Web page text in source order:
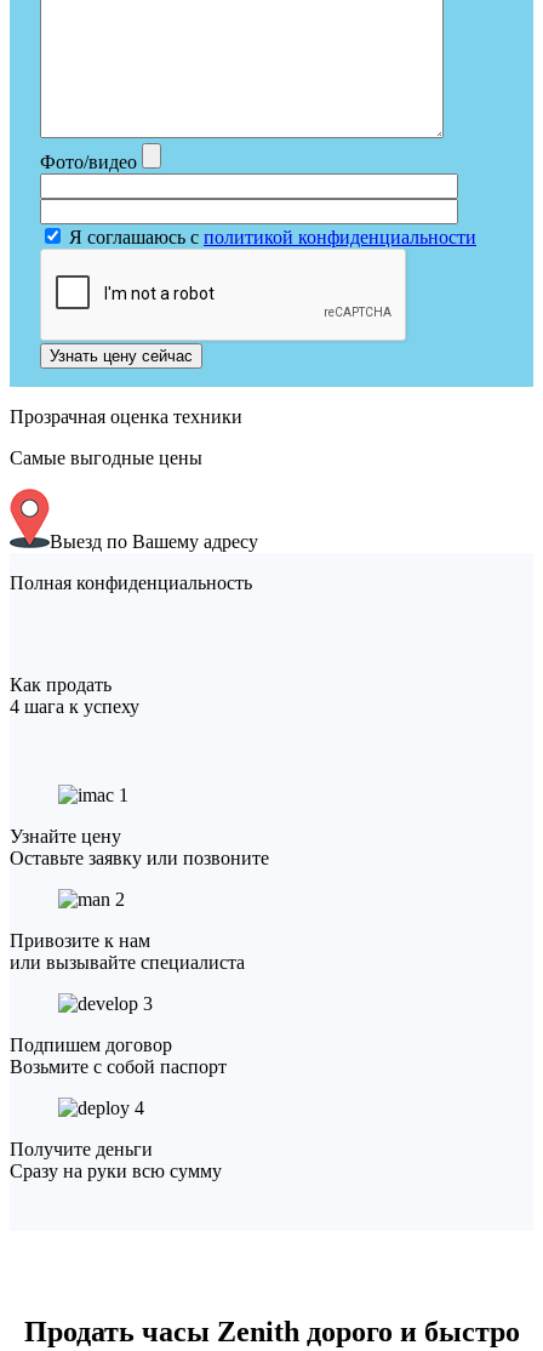
Фото/видео
Я соглашаюсь с политикой конфиденциальности
Узнать цену сейчас
Прозрачная оценка техники
Самые выгодные цены
Выезд по Вашему адресу
Полная конфиденциальность
Как продать
4 шага к успеху
1
Узнайте цену
Оставьте заявку или позвоните
2
Привозите к нам
или вызывайте специалиста
3
Подпишем договор
Возьмите с собой паспорт
4
Получите деньги
Сразу на руки всю сумму
Продать часы Zenith дорого и быстро